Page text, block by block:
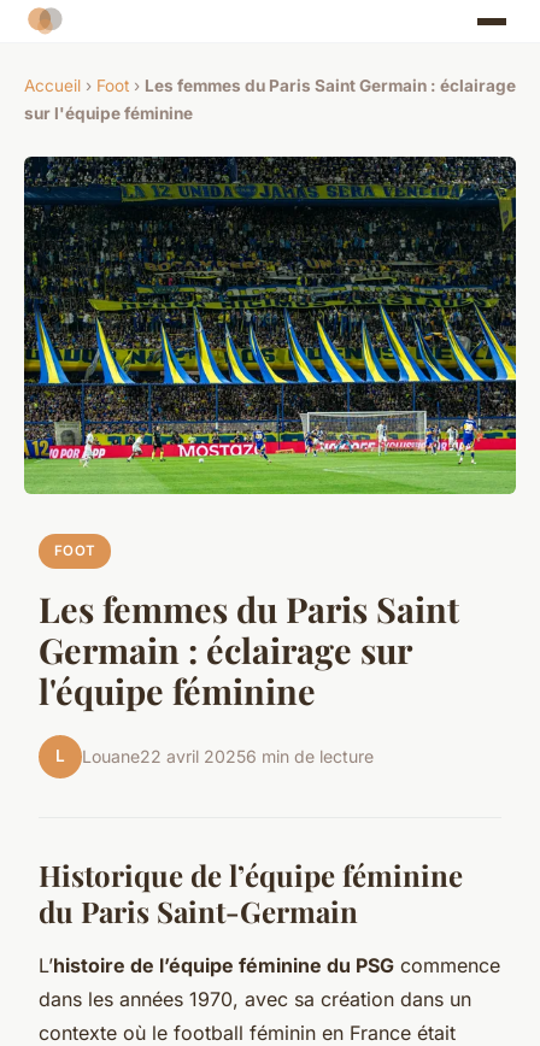
Accueil › Foot › Les femmes du Paris Saint Germain : éclairage
sur l'équipe féminine
FOOT
Les femmes du Paris Saint
Germain : éclairage sur
l'équipe féminine
L Louane22 avril 20256 min de lecture
Historique de l’équipe féminine
du Paris Saint-Germain
L’histoire de l’équipe féminine du PSG commence
dans les années 1970, avec sa création dans un
contexte où le football féminin en France était